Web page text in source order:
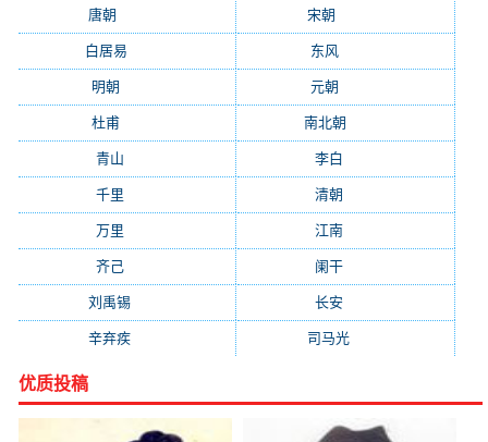
唐朝 宋朝
白居易 东风
明朝 元朝
杜甫 南北朝
青山 李白
千里 清朝
万里 江南(805)
齐己(781) 阑干(723)
刘禹锡 长安(695)
辛弃疾 司马光
优质投稿